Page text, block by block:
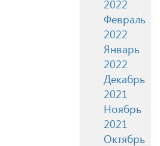
2022
Февраль
2022
Январь
2022
Декабрь
2021
Ноябрь
2021
Октябрь